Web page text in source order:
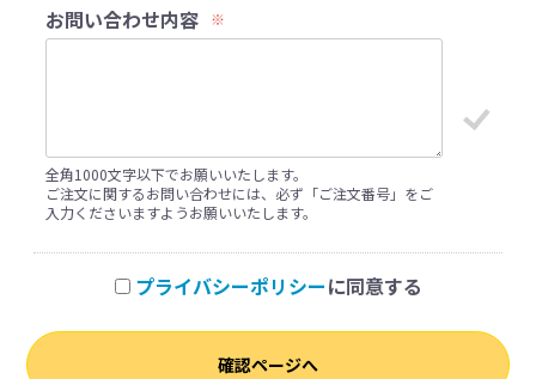
お問い合わせ内容 ※
全角1000文字以下でお願いいたします。
ご注文に関するお問い合わせには、必ず「ご注文番号」をご
入力くださいますようお願いいたします。
プライバシーポリシーに同意する
確認ページへ